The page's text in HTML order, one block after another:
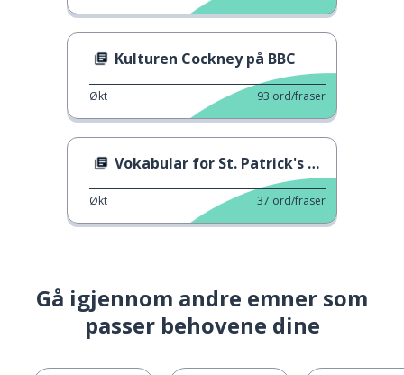
Kulturen Cockney på BBC
Økt 93 ord/fraser
Vokabular for St. Patrick's Day
Økt 37 ord/fraser
Gå igjennom andre emner som
passer behovene dine